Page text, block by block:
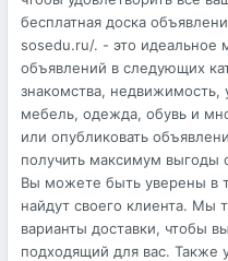
бесплатная доска
sosedu.ru/. - это идеальное
объявлений в следующих
знакомства, недвижимость,
мебель, одежда, обувь и
или опубликовать
получить максимум выгоды
Вы можете быть уверены в
найдут своего клиента. Мы
варианты доставки, чтобы
подходящий для вас. Также